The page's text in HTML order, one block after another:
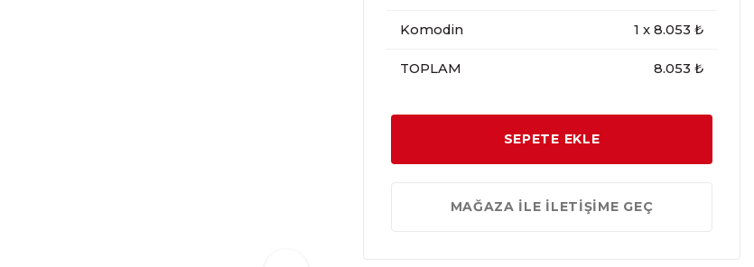
Komodin 1 x 8.053 ₺
TOPLAM 8.053 ₺
SEPETE EKLE
MAĞAZA İLE İLETİŞİME GEÇ